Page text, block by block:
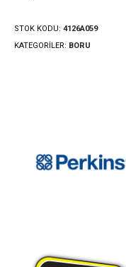
STOK KODU: 4126A059
KATEGORILER: BORU